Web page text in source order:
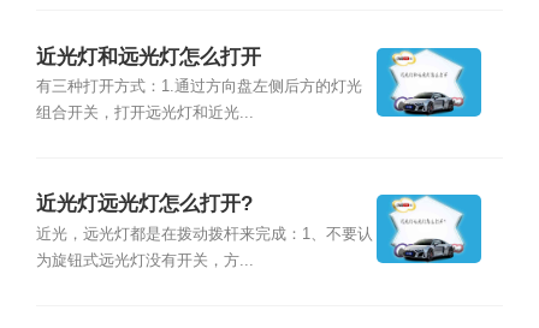
近光灯和远光灯怎么打开
有三种打开方式：1.通过方向盘左侧后方的灯光
组合开关，打开远光灯和近光...
近光灯远光灯怎么打开?
近光，远光灯都是在拨动拨杆来完成：1、不要认
为旋钮式远光灯没有开关，方...